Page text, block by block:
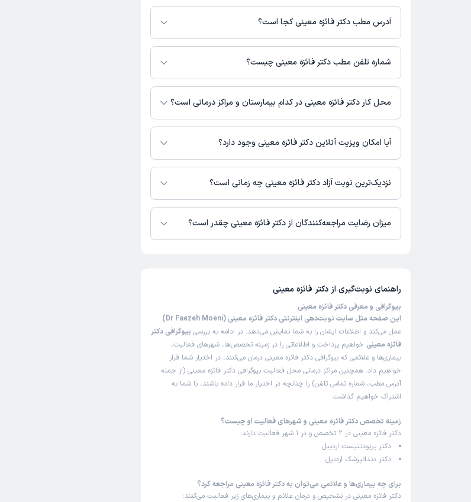
برای اطلاع از هزینه ویزیت دکتر فائزه معینی، لازم است با مطب تماس بگیرید.
آدرس مطب دکتر فائزه معینی کجا است؟
دکتر فائزه معینی 1 مطب فعال دارند. آدرس مطب‌های دکتر فائزه معینی به شرح زیر
است.شماره تلفن مطب دکتر فائزه معینی چیست؟
مطب سرچشمه : 04533253099
محل کار دکتر فائزه معینی در کدام بیمارستان و مراکز درمانی است؟
اطلاعاتی درباره محل فعالیت دکتر فائزه معینی در مراکز درمانی در دسترس نیست.
آیا امکان ویزیت آنلاین دکتر فائزه معینی وجود دارد؟
در حال حاضر اطلاعاتی درباره ارائه ویزیت آنلاین توسط دکتر فائزه معینی در دسترس
نیست. برای دریافت اطلاعات دقیق‌تر، لطفاً با مطب تماس بگیرید.
نزدیک‌ترین نوبت آزاد دکتر فائزه معینی چه زمانی است؟
زمان نوبت‌دهی و پذیرش بیماران با هماهنگی مطب مشخص می‌شود.
میزان رضایت مراجعه‌کنندگان از دکتر فائزه معینی چقدر است؟
راهنمای نوبت‌گیری از دکتر فائزه معینی
بیوگرافی و معرفی دکتر فائزه معینی
این صفحه مثل سایت نوبت‌دهی اینترنتی دکتر فائزه معینی (Dr Faezeh Moeni)
عمل می‌کند و اطلاعات ایشان را به شما نمایش می‌دهد. در ادامه به بررسی بیوگرافی دکتر
فائزه معینی خواهیم پرداخت و اطلاعاتی را در زمینه تخصص‌ها، شهرهای فعالیت،
بیماری‌ها و علائمی که بیوگرافی دکتر فائزه معینی درمان می‌کنند، در اختیار شما قرار
خواهیم داد. همچنین مراکز درمانی محل فعالیت بیوگرافی دکتر فائزه معینی (از جمله
آدرس مطب، شماره تماس تلفن) را چنانچه در اختیار ما قرار داده باشند، با شما به
اشتراک خواهیم گذاشت.
زمینه تخصص دکتر فائزه معینی و شهرهای فعالیت او چیست؟
دکتر فائزه معینی در 2 تخصص و در 1 شهر فعالیت دارند:
دکتر پریودنتیست اردبیل
دکتر دندانپزشک اردبیل
برای چه بیماری‌ها و علائمی می‌توان به دکتر فائزه معینی مراجعه کرد؟
دکتر فائزه معینی در تشخیص و درمان علائم و بیماری‌های زیر فعالیت می‌کنند: